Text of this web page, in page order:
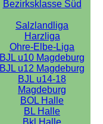
Bezirksklasse Süd
Salzlandliga
Harzliga
Ohre-Elbe-Liga
BJL u10 Magdeburg
BJL u12 Magdeburg
BJL u14-18
Magdeburg
BOL Halle
BL Halle
Bkl Halle